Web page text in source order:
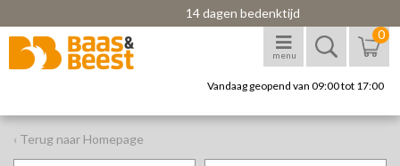
14 dagen bedenktijd
menu
0
Vandaag geopend van 09:00 tot 17:00
‹ Terug naar Homepage